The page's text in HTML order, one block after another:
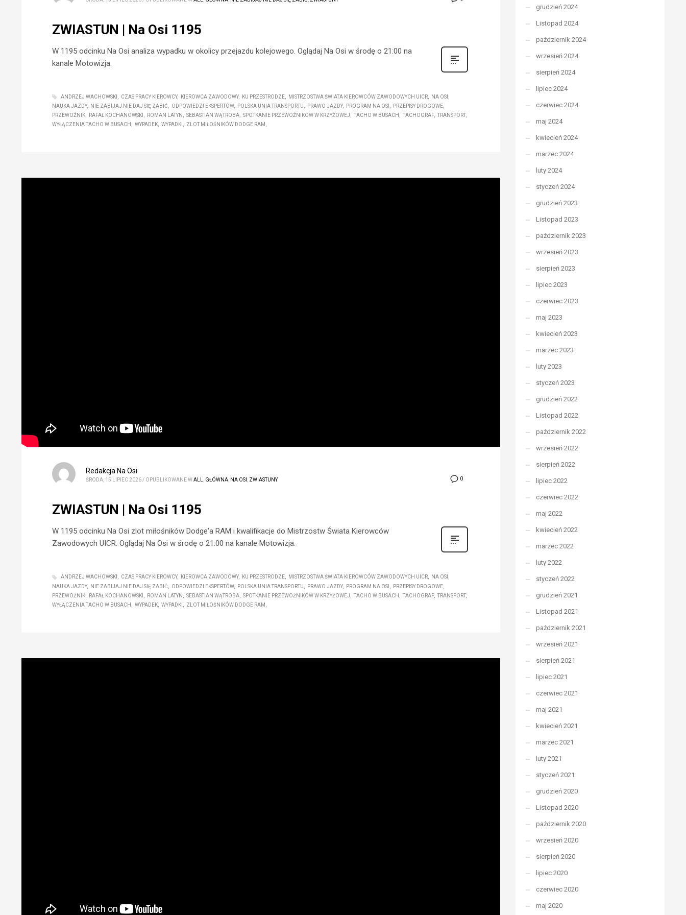
ZWIASTUN | Na Osi 1195
W 1195 odcinku Na Osi analiza wypadku w okolicy przejazdu kolejowego. Oglądaj Na Osi w środę o 21:00 na
kanale Motowizja.
ANDRZEJ WACHOWSKI CZAS PRACY KIEROWCY KIEROWCA ZAWODOWY KU PRZESTRODZE MISTRZOSTWA ŚWIATA KIEROWCÓW ZAWODOWYCH UICR
NA OSI
NAUKA JAZDY
NIE ZABIJAJ NIE DAJ SIĘ ZABIĆ ODPOWIEDZI EKSPERTÓW POLSKA UNIA TRANSPORTU PRAWO JAZDY PROGRAM NA OSI
PRZEPISY DROGOWE
PRZEWOŹNIK
RAFAŁ KOCHANOWSKI ROMAN LATYN SEBASTIAN WĄTROBA SPOTKANIE PRZEWOŹNIKÓW W KRZYŻOWEJ TACHO W BUSACH TACHOGRAF
TRANSPORT
WYŁĄCZENIA TACHO W BUSACH
WYPADEK WYPADKI ZLOT MIŁOŚNIKÓW DODGE RAM
0
Redakcja Na Osi
ŚRODA, 15 LIPIEC 2026/ OPUBLIKOWANE WALL, GŁÓWNA, NA OSI , ZWIASTUNY
ZWIASTUN | Na Osi 1195
W 1195 odcinku Na Osi zlot miłośników Dodge'a RAM i kwalifikacje do Mistrzostw Świata Kierowców
Zawodowych UICR. Oglądaj Na Osi w środę o 21:00 na kanale Motowizja.
ANDRZEJ WACHOWSKI CZAS PRACY KIEROWCY KIEROWCA ZAWODOWY KU PRZESTRODZE MISTRZOSTWA ŚWIATA KIEROWCÓW ZAWODOWYCH UICR
NA OSI
NAUKA JAZDY
NIE ZABIJAJ NIE DAJ SIĘ ZABIĆ ODPOWIEDZI EKSPERTÓW POLSKA UNIA TRANSPORTU PRAWO JAZDY PROGRAM NA OSI
PRZEPISY DROGOWE
PRZEWOŹNIK
RAFAŁ KOCHANOWSKI ROMAN LATYN SEBASTIAN WĄTROBA SPOTKANIE PRZEWOŹNIKÓW W KRZYŻOWEJ TACHO W BUSACH TACHOGRAF
TRANSPORT
WYŁĄCZENIA TACHO W BUSACH
WYPADEK WYPADKI ZLOT MIŁOŚNIKÓW DODGE RAM
grudzień 2024
Listopad 2024
październik 2024
wrzesień 2024
sierpień 2024
lipiec 2024
czerwiec 2024
maj 2024
kwiecień 2024
marzec 2024
luty 2024
styczeń 2024
grudzień 2023
Listopad 2023
październik 2023
wrzesień 2023
sierpień 2023
lipiec 2023
czerwiec 2023
maj 2023
kwiecień 2023
marzec 2023
luty 2023
styczeń 2023
grudzień 2022
Listopad 2022
październik 2022
wrzesień 2022
sierpień 2022
lipiec 2022
czerwiec 2022
maj 2022
kwiecień 2022
marzec 2022
luty 2022
styczeń 2022
grudzień 2021
Listopad 2021
październik 2021
wrzesień 2021
sierpień 2021
lipiec 2021
czerwiec 2021
maj 2021
kwiecień 2021
marzec 2021
luty 2021
styczeń 2021
grudzień 2020
Listopad 2020
październik 2020
wrzesień 2020
sierpień 2020
lipiec 2020
czerwiec 2020
maj 2020